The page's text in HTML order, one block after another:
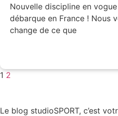
Nouvelle discipline en
débarque en France ! Nous
change de ce que
1 2
Le blog studioSPORT, c’est